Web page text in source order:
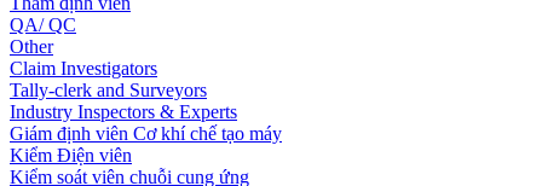
QA/ QC
Other
Claim Investigators
Tally-clerk and Surveyors
Industry Inspectors & Experts
Giám định viên Cơ khí chế tạo máy
Kiểm Điện viên
Kiểm soát viên chuỗi cung ứng